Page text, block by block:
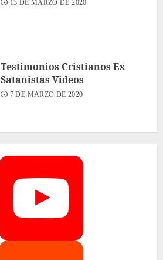
13 DE MARZO DE 2020
Testimonios Cristianos Ex
Satanistas Videos
7 DE MARZO DE 2020